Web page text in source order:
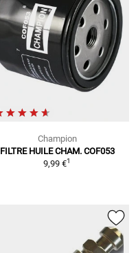
Champion
FILTRE HUILE CHAM. COF053
9,99 €1